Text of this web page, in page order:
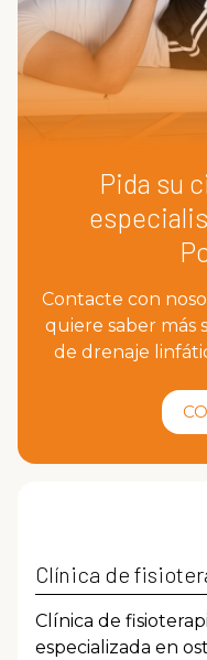
Pida su
Contacte con
quiere saber más
de drenaje
Clínica de
Clínica de
especializada en